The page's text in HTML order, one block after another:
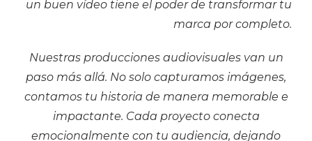
un buen vídeo tiene el poder de transformar tu
marca por completo.
Nuestras producciones audiovisuales van un
paso más allá. No solo capturamos imágenes,
contamos tu historia de manera memorable e
impactante. Cada proyecto conecta
emocionalmente con tu audiencia, dejando